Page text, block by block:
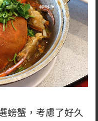
螃蟹，考慮了好久